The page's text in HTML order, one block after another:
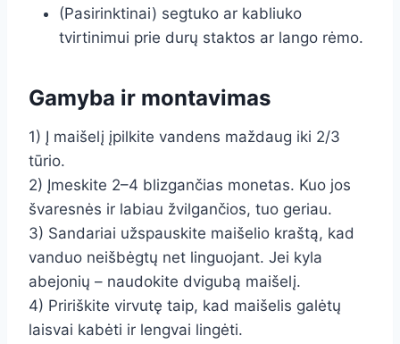
(Pasirinktinai) segtuko ar kabliuko
tvirtinimui prie durų staktos ar lango rėmo.
Gamyba ir montavimas
1) Į maišelį įpilkite vandens maždaug iki 2/3
tūrio.
2) Įmeskite 2–4 blizgančias monetas. Kuo jos
švaresnės ir labiau žvilgančios, tuo geriau.
3) Sandariai užspauskite maišelio kraštą, kad
vanduo neišbėgtų net linguojant. Jei kyla
abejonių – naudokite dvigubą maišelį.
4) Pririškite virvutę taip, kad maišelis galėtų
laisvai kabėti ir lengvai lingėti.